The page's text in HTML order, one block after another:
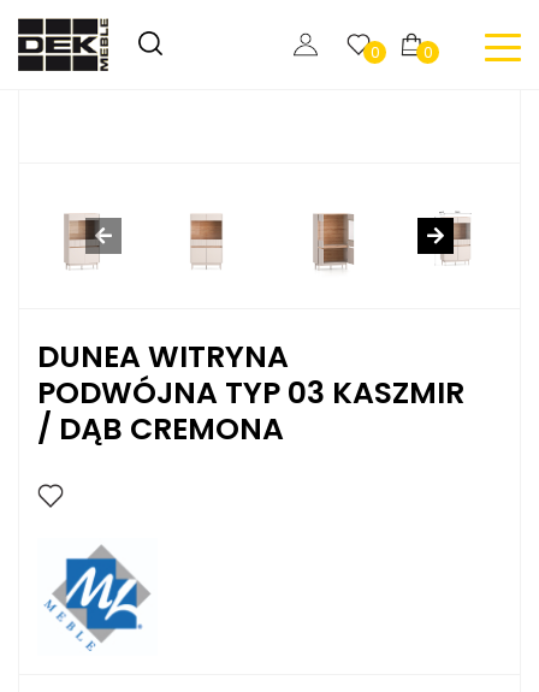
0 0
DUNEA WITRYNA
PODWÓJNA TYP 03 KASZMIR
/ DĄB CREMONA